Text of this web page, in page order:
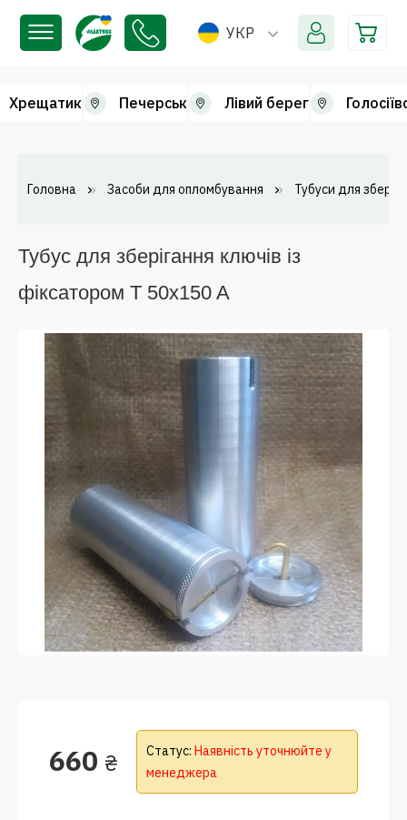
УКР
Хрещатик Печерськ Лівий берег
Головна Засоби для опломбування Тубуси для
Тубус для зберігання ключів із
фіксатором Т 50x150 A
660 ₴ Статус: Наявність уточнюйте у
менеджера